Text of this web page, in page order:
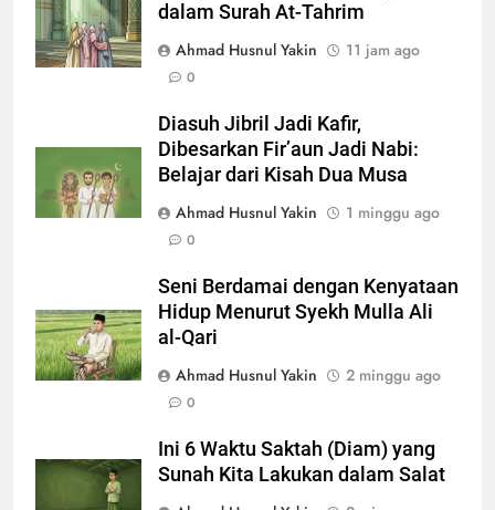
dalam Surah At-Tahrim
Ahmad Husnul Yakin
11 jam ago
0
Diasuh Jibril Jadi Kafir,
Dibesarkan Fir’aun Jadi Nabi:
Belajar dari Kisah Dua Musa
Ahmad Husnul Yakin
1 minggu ago
0
Seni Berdamai dengan Kenyataan
Hidup Menurut Syekh Mulla Ali
al-Qari
Ahmad Husnul Yakin
2 minggu ago
0
Ini 6 Waktu Saktah (Diam) yang
Sunah Kita Lakukan dalam Salat